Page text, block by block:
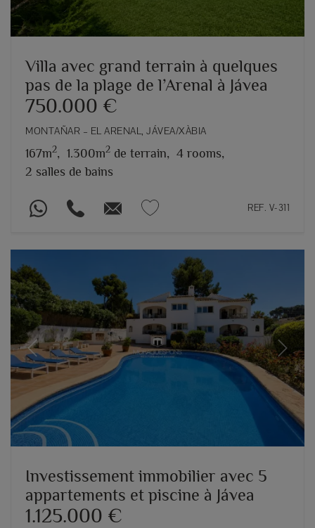
Villa avec grand terrain à quelques
pas de la plage de l’Arenal à Jávea
750.000 €
MONTAÑAR – EL ARENAL, JÁVEA/XÀBIA
167m2, 1.300m2 de terrain, 4 rooms,
2 salles de bains
REF. V-311
Previous Next
Investissement immobilier avec 5
appartements et piscine à Jávea
1.125.000 €